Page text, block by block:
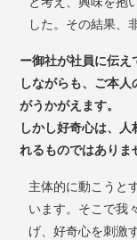
した。その結果、
ー御社が社員に伝え
しながらも、ご本
がうかがえます。
しかし好奇心は、
れるものではありま
主体的に動こうと
います。そこで我
げ、好奇心を刺激